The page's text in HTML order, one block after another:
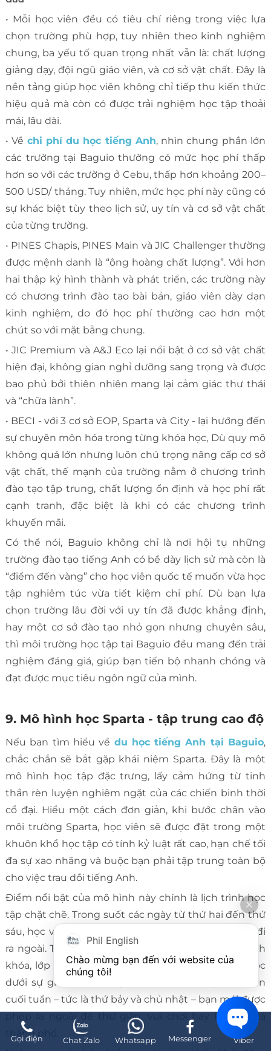
• Mỗi học viên đều có tiêu chí riêng trong việc lựa
chọn trường phù hợp, tuy nhiên theo kinh nghiệm
chung, ba yếu tố quan trọng nhất vẫn là: chất lượng
giảng dạy, đội ngũ giáo viên, và cơ sở vật chất. Đây là
nền tảng giúp học viên không chỉ tiếp thu kiến thức
hiệu quả mà còn có được trải nghiệm học tập thoải
mái, lâu dài.
• Về chi phí du học tiếng Anh, nhìn chung phần lớn
các trường tại Baguio thường có mức học phí thấp
hơn so với các trường ở Cebu, thấp hơn khoảng 200–
500 USD/ tháng. Tuy nhiên, mức học phí này cũng có
sự khác biệt tùy theo lịch sử, uy tín và cơ sở vật chất
của từng trường.
• PINES Chapis, PINES Main và JIC Challenger thường
được mệnh danh là “ông hoàng chất lượng”. Với hơn
hai thập kỷ hình thành và phát triển, các trường này
có chương trình đào tạo bài bản, giáo viên dày dạn
kinh nghiệm, do đó học phí thường cao hơn một
chút so với mặt bằng chung.
• JIC Premium và A&J Eco lại nổi bật ở cơ sở vật chất
hiện đại, không gian nghỉ dưỡng sang trọng và được
bao phủ bởi thiên nhiên mang lại cảm giác thư thái
và “chữa lành”.
• BECI - với 3 cơ sở EOP, Sparta và City - lại hướng đến
sự chuyên môn hóa trong từng khóa học, Dù quy mô
không quá lớn nhưng luôn chú trọng nâng cấp cơ sở
vật chất, thế mạnh của trường nằm ở chương trình
đào tạo tập trung, chất lượng ổn định và học phí rất
cạnh tranh, đặc biệt là khi có các chương trình
khuyến mãi.
Có thể nói, Baguio không chỉ là nơi hội tụ những
trường đào tạo tiếng Anh có bề dày lịch sử mà còn là
“điểm đến vàng” cho học viên quốc tế muốn vừa học
tập nghiêm túc vừa tiết kiệm chi phí. Dù bạn lựa
chọn trường lâu đời với uy tín đã được khẳng định,
hay một cơ sở đào tạo nhỏ gọn nhưng chuyên sâu,
thì môi trường học tập tại Baguio đều mang đến trải
nghiệm đáng giá, giúp bạn tiến bộ nhanh chóng và
đạt được mục tiêu ngôn ngữ của mình.
9. Mô hình học Sparta - tập trung cao độ
Nếu bạn tìm hiểu về du học tiếng Anh tại Baguio,
chắc chắn sẽ bắt gặp khái niệm Sparta. Đây là một
mô hình học tập đặc trưng, lấy cảm hứng từ tinh
thần rèn luyện nghiêm ngặt của các chiến binh thời
cổ đại. Hiểu một cách đơn giản, khi bước chân vào
môi trường Sparta, học viên sẽ được đặt trong một
khuôn khổ học tập có tính kỷ luật rất cao, hạn chế tối
đa sự xao nhãng và buộc bạn phải tập trung toàn bộ
cho việc trau dồi tiếng Anh.
Điểm nổi bật của mô hình này chính là lịch trình học
tập chặt chẽ. Trong suốt các ngày từ thứ hai đến thứ
sáu, học viên hầu như không có thời gian rảnh để đi
ra ngoài. Thay vào đó, bạn sẽ tham gia các lớp chính
khóa, lớp tự chọn, hoặc những giờ tự học bắt buộc
dưới sự giám sát của giáo viên và quản lý. Chỉ đến
cuối tuần – tức là thứ bảy và chủ nhật – bạn mới được
phép ra ngoài để thư giãn, vui chơi hay khám phá
thành phố.
Gọi điện Chat Zalo Whatsapp Messenger Viber
Phil English
Chào mừng bạn đến với website của
chúng tôi!